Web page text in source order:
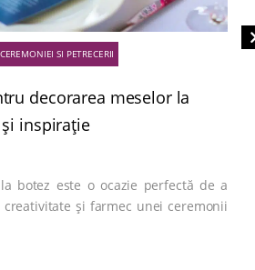
SI PETRECERII
decorarea meselor la
inspirație
botez este o ocazie perfectă de a
și farmec unei ceremonii